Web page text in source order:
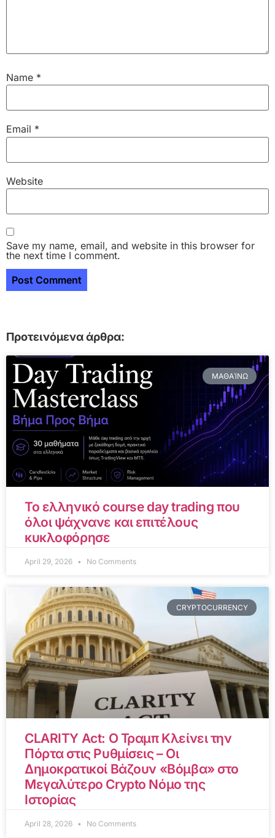
Name *
Email *
Website
Save my name, email, and website in this browser for
the next time I comment.
Προτεινόμενα άρθρα:
ΜΑΘΑΊΝΩ
Το ελληνικό course day trading που
όλοι ψάχνανε και επιτέλους
κυκλοφόρησε
April 29, 2026 No Comments
CRYPTOCURRENCY
CLARITY Act: Ο Τραμπ Κλείνει την
Πόρτα στις Ρυθμίσεις – Οι
Δημοκρατικοί Βάζουν «Βόμβα» στο
Μεγαλύτερο Crypto Νόμο της
Ιστορίας
April 28, 2026 No Comments